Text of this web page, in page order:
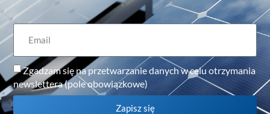
Zgadzam się na przetwarzanie danych w celu otrzymania
newslettera (pole obowiązkowe)
Zapisz się